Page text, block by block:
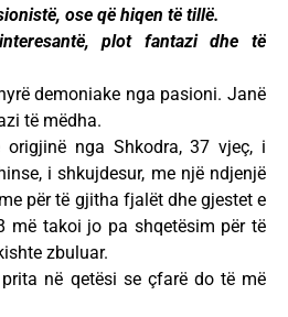
ose që hiqen të tillë.
plot fantazi dhe të
demoniake nga pasioni. Janë
të mëdha.
nga Shkodra, 37 vjeç, i
i shkujdesur, me një ndjenjë
për të gjitha fjalët dhe gjestet e
më takoi jo pa shqetësim për të
zbuluar.
në qetësi se çfarë do të më